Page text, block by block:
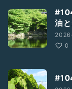
油
0